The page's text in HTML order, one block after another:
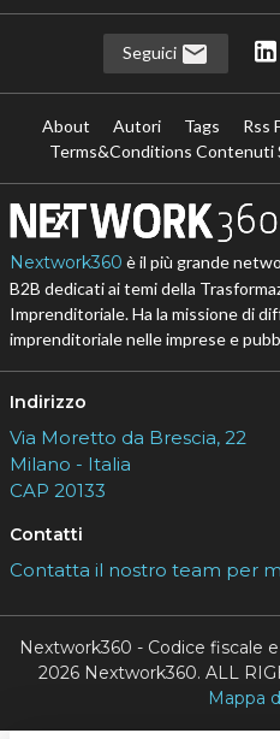
Seguici
About Autori Tags Rss
Terms&Conditions Contenuti
Nextwork360 è il più grande
B2B dedicati ai temi della
Imprenditoriale. Ha la missione di
imprenditoriale nelle imprese e
Indirizzo
Via Moretto da Brescia, 22
Milano - Italia
CAP 20133
Contatti
Contatta il nostro team per
Nextwork360 - Codice fiscale
2026 Nextwork360. ALL
Mappa